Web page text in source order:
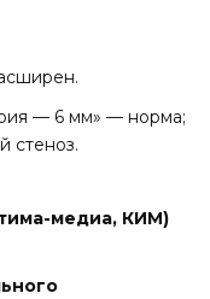
— 6 мм» — норма;
стеноз.
медиа, КИМ)